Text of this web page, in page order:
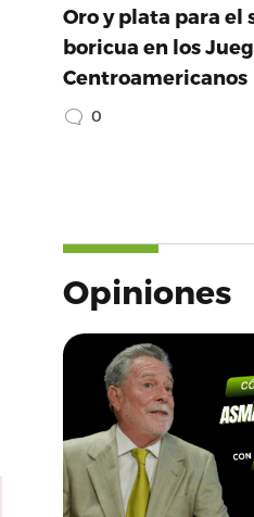
Oro y plata para el
boricua en los
Centroamericanos
0
Opiniones